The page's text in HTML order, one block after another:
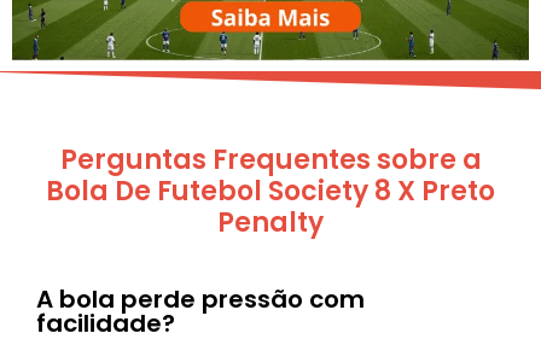
Perguntas Frequentes sobre a
Bola De Futebol Society 8 X Preto
Penalty
A bola perde pressão com
facilidade?